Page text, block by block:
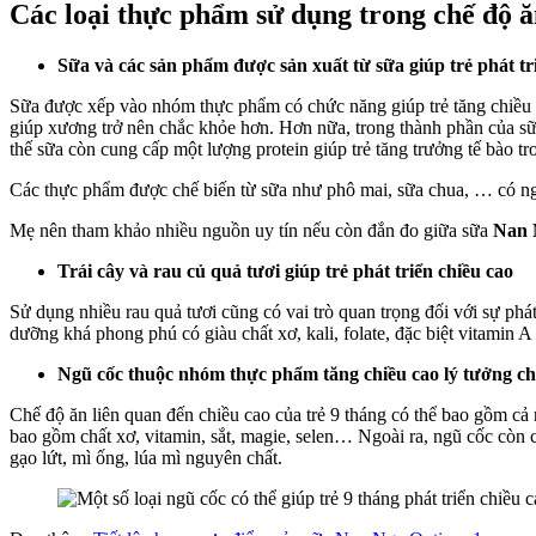
Các loại thực phẩm sử dụng trong chế độ
Sữa và các sản phẩm được sản xuất từ sữa giúp trẻ phát
Sữa được xếp vào nhóm thực phẩm có chức năng giúp trẻ tăng
giúp xương trở nên chắc khỏe hơn. Hơn nữa, trong thành phần của
thế sữa còn cung cấp một lượng protein giúp trẻ tăng trưởng tế bào
Các thực phẩm được chế biến từ sữa như phô mai, sữa chua, … có
Mẹ nên tham khảo nhiều nguồn uy tín nếu còn đắn đo giữa sữa Nan
Trái cây và rau củ quả tươi giúp trẻ phát triển chiều cao
Sử dụng nhiều rau quả tươi cũng có vai trò quan trọng đối với sự
dưỡng khá phong phú có giàu chất xơ, kali, folate, đặc biệt vitamin
Ngũ cốc thuộc nhóm thực phẩm tăng chiều cao lý tưởng
Chế độ ăn liên quan đến chiều cao của trẻ 9 tháng có thể bao gồm
bao gồm chất xơ, vitamin, sắt, magie, selen… Ngoài ra, ngũ cốc
gạo lứt, mì ống, lúa mì nguyên chất.